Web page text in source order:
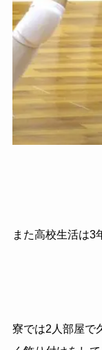
また高校生活は3
寮では2人部屋で